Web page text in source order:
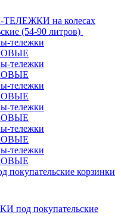
на колесах
(54-90 литров)
тележки
тележки
тележки
тележки
тележки
тележки
корзинки
под покупательские